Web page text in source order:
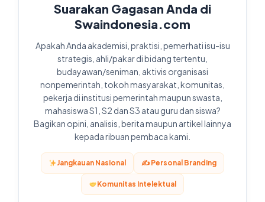
Suarakan Gagasan Anda di
Swaindonesia.com
Apakah Anda akademisi, praktisi, pemerhati isu-isu
strategis, ahli/pakar di bidang tertentu,
budayawan/seniman, aktivis organisasi
nonpemerintah, tokoh masyarakat, komunitas,
pekerja di institusi pemerintah maupun swasta,
mahasiswa S1, S2 dan S3 atau guru dan siswa?
Bagikan opini, analisis, berita maupun artikel lainnya
kepada ribuan pembaca kami.
Jangkauan Nasional ✍️ Personal Branding
Komunitas Intelektual